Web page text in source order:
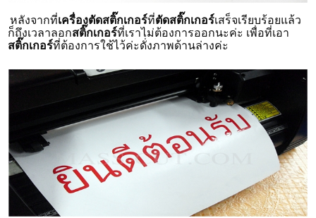
หลังจากที่เครื่องตัดสติ๊กเกอร์ที่ตัดสติ๊กเกอร์เสร็จเรียบร้อยแล้ว
ก็ถึงเวลาลอกสติ๊กเกอร์ที่เราไม่ต้องการออกนะค่ะ เพื่อที่เอา
สติ๊กเกอร์ที่ต้องการใช้ไว้ค่ะดั่งภาพด้านล่างค่ะ